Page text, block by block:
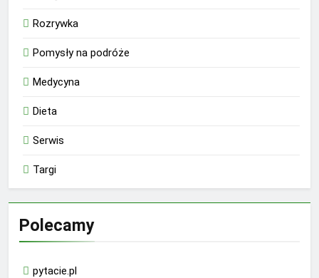
Rozrywka
Pomysły na podróże
Medycyna
Dieta
Serwis
Targi
Polecamy
pytacie.pl